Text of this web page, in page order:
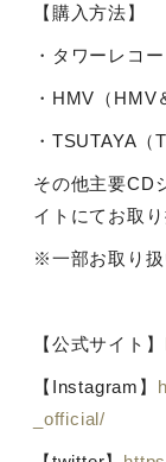
【購入方法】
・タワーレコ
・ HMV （ HMV
・ TSUTAYA （
その他主要CD
イトにてお取
※一部お取り扱
【公式サイト】
【 Instagram 】
_official/